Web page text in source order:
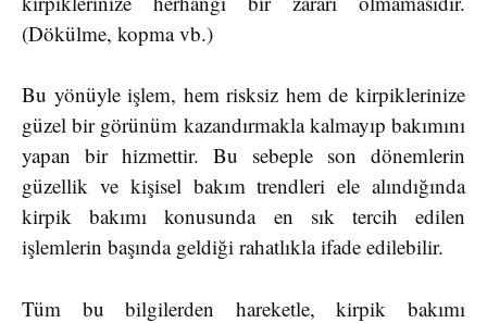
(Dökülme, kopma vb.)
Bu yönüyle işlem, hem risksiz hem de kirpiklerinize
güzel bir görünüm kazandırmakla kalmayıp bakımını
yapan bir hizmettir. Bu sebeple son dönemlerin
güzellik ve kişisel bakım trendleri ele alındığında
kirpik bakımı konusunda en sık tercih edilen
işlemlerin başında geldiği rahatlıkla ifade edilebilir.
Tüm bu bilgilerden hareketle, kirpik bakımı